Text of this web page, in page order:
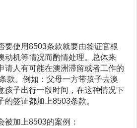
要使用8503条款就要由签证官根
动机等情况而酌情处理。总体来
请人有可能在澳洲滞留或者工作的
款。例如：父母一方带孩子去澳
孩子出行一段时间，在这种情况下
的签证都加上8503条款。
被加上8503的案例：